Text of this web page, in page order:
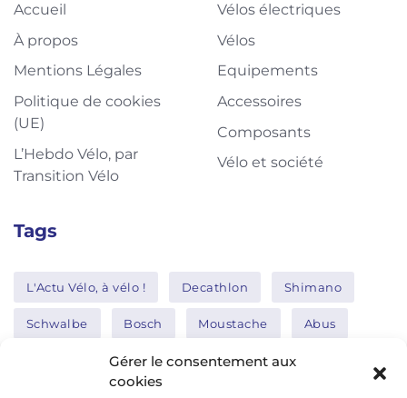
Gérer le consentement aux
cookies
Accueil
À propos
Mentions Légales
Politique de cookies
(UE)
L’Hebdo Vélo, par
Transition Vélo
Vélos électriques
Vélos
Equipements
Accessoires
Composants
Vélo et société
Tags
L'Actu Vélo, à vélo ! Decathlon Shimano
Schwalbe Bosch Moustache Abus
Thule Nakamura